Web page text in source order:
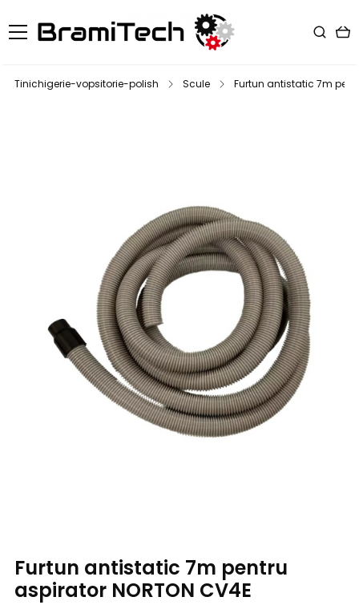
Tinichigerie-vopsitorie-polish Scule Furtun antistatic 7m
Furtun antistatic 7m pentru
aspirator NORTON CV4E